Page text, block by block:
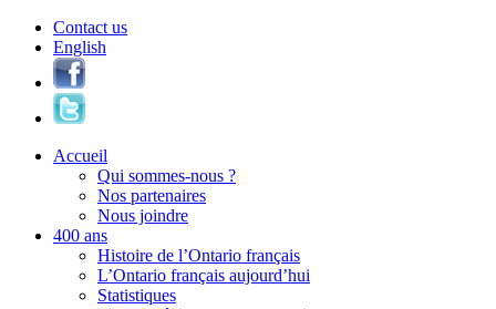
Contact us
English
Accueil
Qui sommes-nous ?
Nos partenaires
Nous joindre
400 ans
Histoire de l’Ontario français
L’Ontario français aujourd’hui
Statistiques